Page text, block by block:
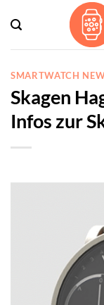
Inhalt
springen
SMARTWATCH
Skagen
Infos zur